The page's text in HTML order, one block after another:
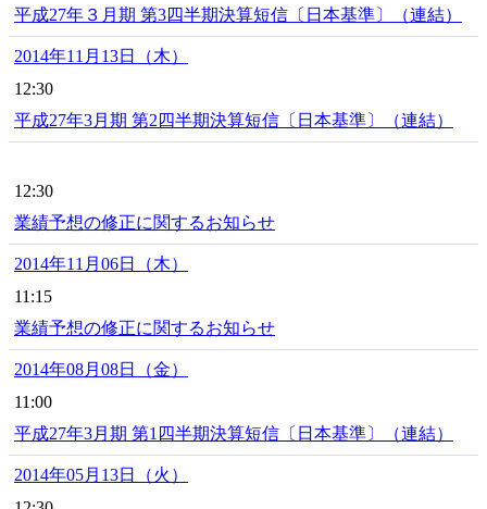
平成27年３月期 第3四半期決算短信〔日本基準〕（連結）
2014年11月13日（木）
12:30
平成27年3月期 第2四半期決算短信〔日本基準〕（連結）
12:30
業績予想の修正に関するお知らせ
2014年11月06日（木）
11:15
業績予想の修正に関するお知らせ
2014年08月08日（金）
11:00
平成27年3月期 第1四半期決算短信〔日本基準〕（連結）
2014年05月13日（火）